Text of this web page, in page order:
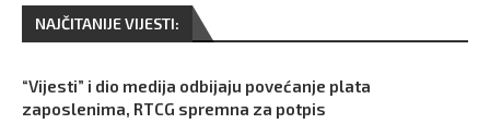
NAJČITANIJE VIJESTI:
“Vijesti” i dio medija odbijaju povećanje plata
zaposlenima, RTCG spremna za potpis